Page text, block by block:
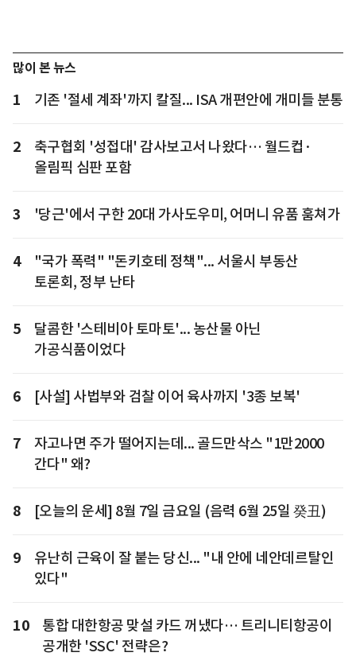
많이 본 뉴스
1 기존 '절세 계좌'까지 칼질... ISA 개편안에 개미들 분통
2
축구협회 '성접대' 감사보고서 나왔다… 월드컵·
올림픽 심판 포함
3 '당근'에서 구한 20대 가사도우미, 어머니 유품 훔쳐가
4
"국가 폭력" "돈키호테 정책"... 서울시 부동산
토론회, 정부 난타
5
달콤한 '스테비아 토마토'... 농산물 아닌
가공식품이었다
6 [사설] 사법부와 검찰 이어 육사까지 '3종 보복'
7
자고나면 주가 떨어지는데... 골드만삭스 "1만2000
간다" 왜?
8 [오늘의 운세] 8월 7일 금요일 (음력 6월 25일 癸丑)
9
유난히 근육이 잘 붙는 당신... "내 안에 네안데르탈인
있다"
10
통합 대한항공 맞설 카드 꺼냈다… 트리니티항공이
공개한 'SSC' 전략은?